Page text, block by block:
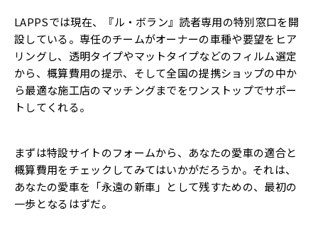
LAPPSでは現在、『ル・ボラン』読者専用の特別窓口を開
設している。専任のチームがオーナーの車種や要望をヒア
リングし、透明タイプやマットタイプなどのフィルム選定
から、概算費用の提示、そして全国の提携ショップの中か
ら最適な施工店のマッチングまでをワンストップでサポー
トしてくれる。
まずは特設サイトのフォームから、あなたの愛車の適合と
概算費用をチェックしてみてはいかがだろうか。それは、
あなたの愛車を「永遠の新車」として残すための、最初の
一歩となるはずだ。